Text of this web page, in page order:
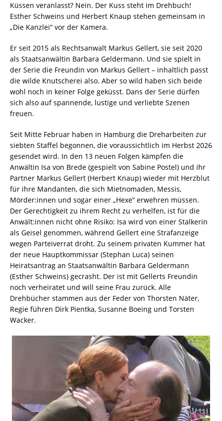
Küssen veranlasst? Nein. Der Kuss steht im Drehbuch!
Esther Schweins und Herbert Knaup stehen gemeinsam in
„Die Kanzlei“ vor der Kamera.
Er seit 2015 als Rechtsanwalt Markus Gellert, sie seit 2020
als Staatsanwältin Barbara Geldermann. Und sie spielt in
der Serie die Freundin von Markus Gellert – inhaltlich passt
die wilde Knutscherei also. Aber so wild haben sich beide
wohl noch in keiner Folge geküsst. Dans der Serie dürfen
sich also auf spannende, lustige und verliebte Szenen
freuen.
Seit Mitte Februar haben in Hamburg die Dreharbeiten zur
siebten Staffel begonnen, die voraussichtlich im Herbst 2026
gesendet wird. In den 13 neuen Folgen kämpfen die
Anwältin Isa von Brede (gespielt von Sabine Postel) und ihr
Partner Markus Gellert (Herbert Knaup) wieder mit Herzblut
für ihre Mandanten, die sich Mietnomaden, Messis,
Mörder:innen und sogar einer „Hexe“ erwehren müssen.
Der Gerechtigkeit zu ihrem Recht zu verhelfen, ist für die
Anwält:innen nicht ohne Risiko: Isa wird von einer Stalkerin
als Geisel genommen, während Gellert eine Strafanzeige
wegen Parteiverrat droht. Zu seinem privaten Kummer hat
der neue Hauptkommissar (Stephan Luca) seinen
Heiratsantrag an Staatsanwältin Barbara Geldermann
(Esther Schweins) gecrasht. Der ist mit Gellerts Freundin
noch verheiratet und will seine Frau zurück. Alle
Drehbücher stammen aus der Feder von Thorsten Näter,
Regie führen Dirk Pientka, Susanne Boeing und Torsten
Wacker.